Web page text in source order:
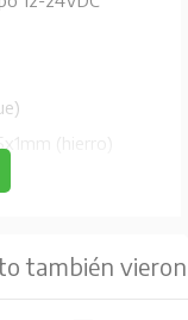
(hierro)
también vieron